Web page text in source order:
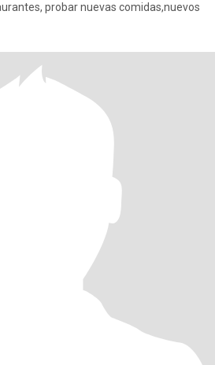
probar nuevas comidas,nuevos